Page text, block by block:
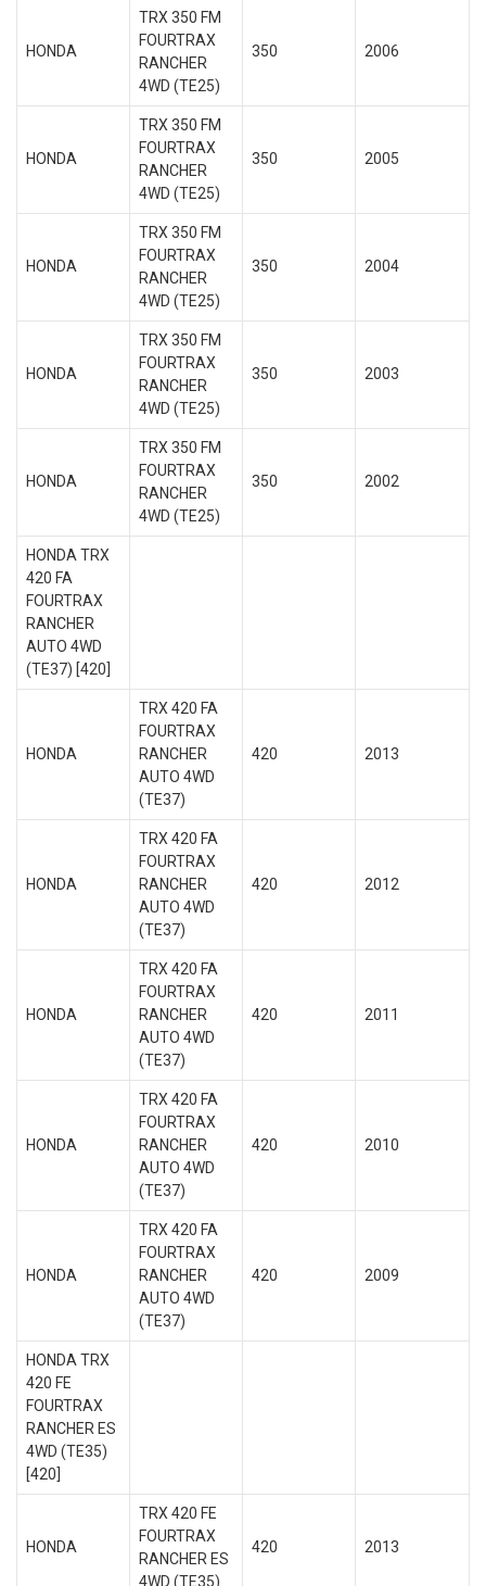
HONDA
TRX 350 FM
FOURTRAX
RANCHER
4WD (TE25)
350 2006
HONDA
TRX 350 FM
FOURTRAX
RANCHER
4WD (TE25)
350 2005
HONDA
TRX 350 FM
FOURTRAX
RANCHER
4WD (TE25)
350 2004
HONDA
TRX 350 FM
FOURTRAX
RANCHER
4WD (TE25)
350 2003
HONDA
TRX 350 FM
FOURTRAX
RANCHER
4WD (TE25)
350 2002
HONDA TRX
420 FA
FOURTRAX
RANCHER
AUTO 4WD
(TE37) [420]
HONDA
TRX 420 FA
FOURTRAX
RANCHER
AUTO 4WD
(TE37)
420 2013
HONDA
TRX 420 FA
FOURTRAX
RANCHER
AUTO 4WD
(TE37)
420 2012
HONDA
TRX 420 FA
FOURTRAX
RANCHER
AUTO 4WD
(TE37)
420 2011
HONDA
TRX 420 FA
FOURTRAX
RANCHER
AUTO 4WD
(TE37)
420 2010
HONDA
TRX 420 FA
FOURTRAX
RANCHER
AUTO 4WD
(TE37)
420 2009
HONDA TRX
420 FE
FOURTRAX
RANCHER ES
4WD (TE35)
[420]
HONDA
TRX 420 FE
FOURTRAX
RANCHER ES
4WD (TE35)
420 2013